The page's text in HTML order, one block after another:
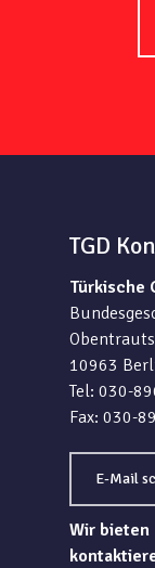
TGD
Türkische
10963
Tel: 030-
Fax: 030-
E-Mail
Wir bieten